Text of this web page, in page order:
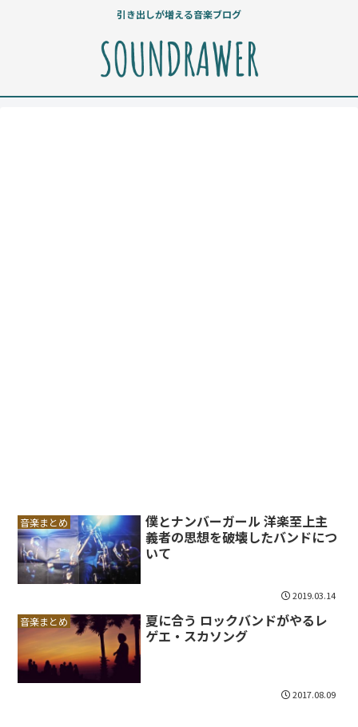
引き出しが増える音楽ブログ
音楽まとめ
僕とナンバーガール 洋楽至上主
義者の思想を破壊したバンドにつ
いて
2019.03.14
音楽まとめ
夏に合う ロックバンドがやるレ
ゲエ・スカソング
2017.08.09